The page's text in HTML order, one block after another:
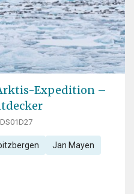
Expedition –
Jan Mayen